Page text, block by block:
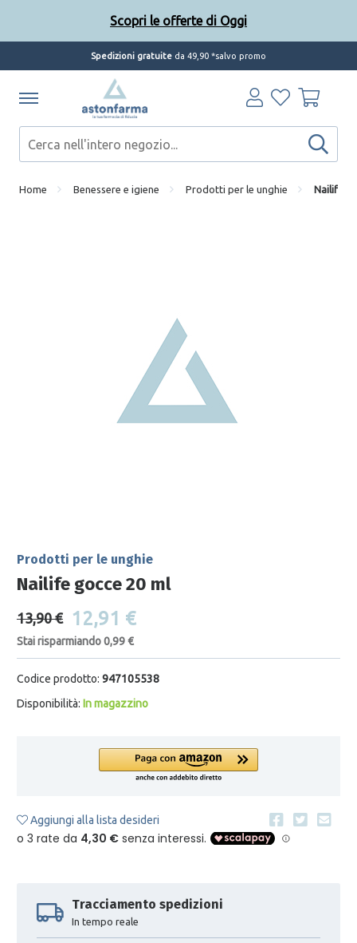
Spedizioni gratuite da 49,90 *salvo promo
Home Benessere e igiene Prodotti per le unghie Nailife
Prodotti per le unghie
Nailife gocce 20 ml
13,90 € 12,91 €
Stai risparmiando 0,99 €
Codice prodotto: 947105538
Disponibilità: In magazzino
Aggiungi alla lista desideri
Tracciamento spedizioni
In tempo reale
Scopri le offerte di Oggi